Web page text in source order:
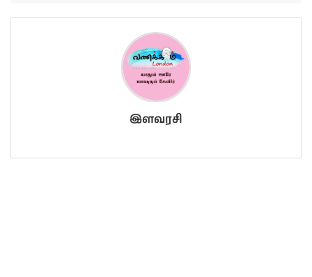
இளவரசி